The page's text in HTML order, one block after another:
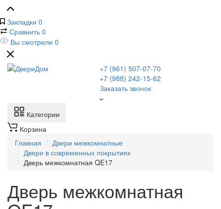
Закладки 0
Сравнить 0
Вы смотрели 0
+7 (961) 507-07-70
+7 (988) 242-15-62
Заказать звонок
Категории
Корзина
Главная
Двери межкомнатные
Двери в современных покрытиях
Дверь межкомнатная QE17
Дверь межкомнатная